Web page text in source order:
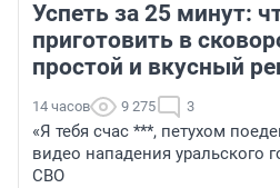
Успеть за 25 минут:
приготовить в
простой и вкусный
14 часов 9 275 3
«Я тебя счас ***, петухом
видео нападения уральского
СВО